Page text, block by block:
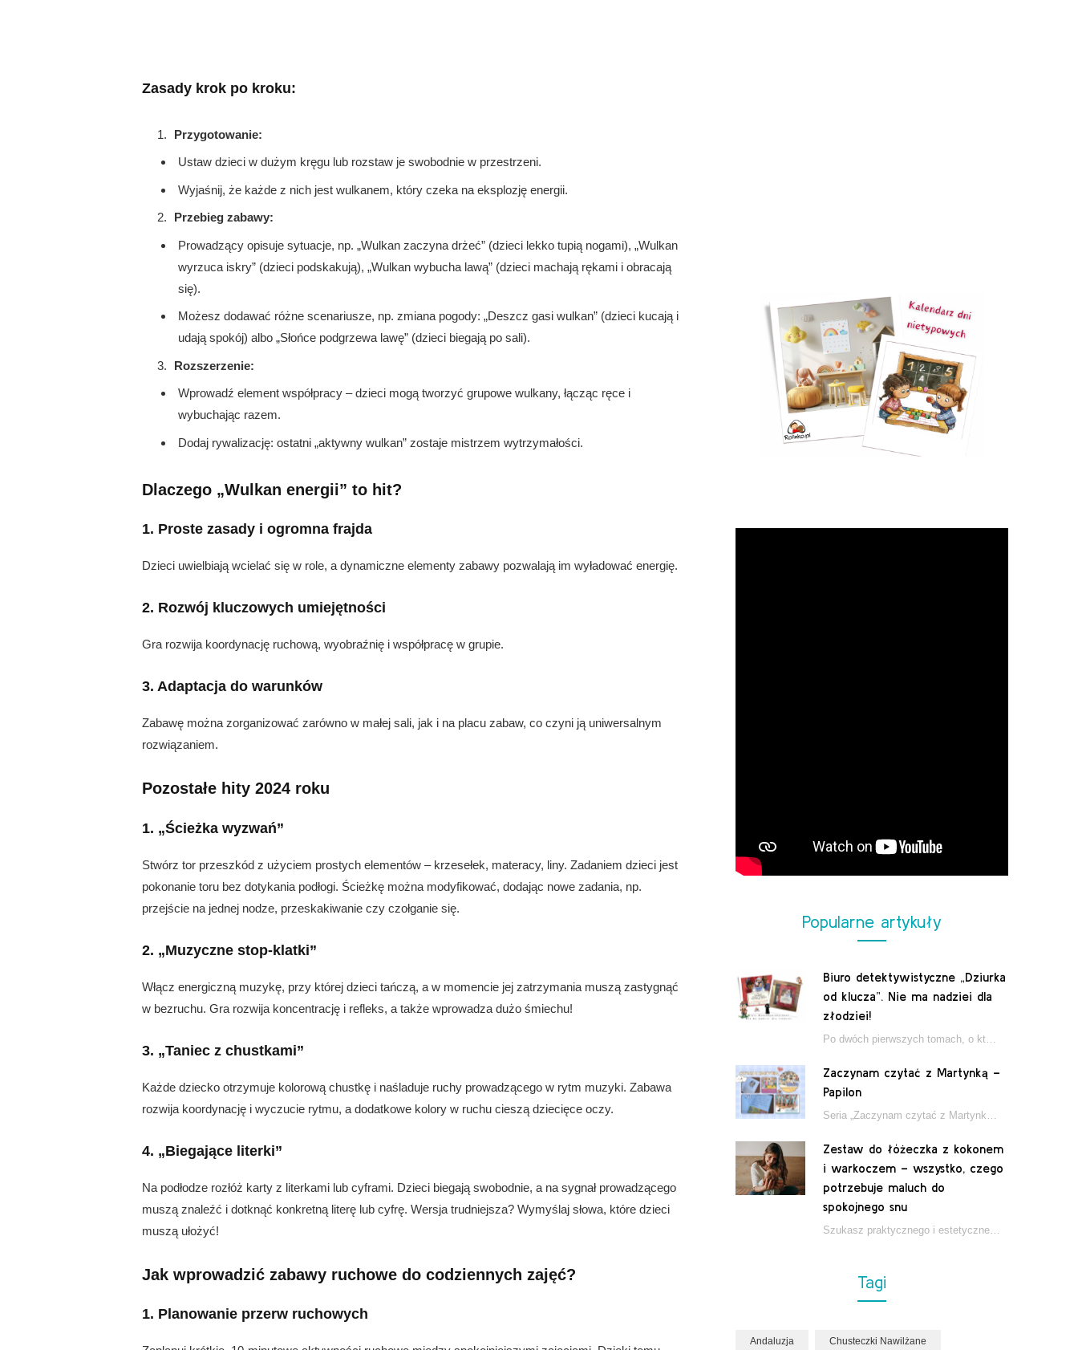
Zasady krok po kroku:
Przygotowanie:
Ustaw dzieci w dużym kręgu lub rozstaw je swobodnie w przestrzeni.
Wyjaśnij, że każde z nich jest wulkanem, który czeka na eksplozję energii.
Przebieg zabawy:
Prowadzący opisuje sytuacje, np. „Wulkan zaczyna drżeć” (dzieci lekko tupią nogami), „Wulkan
wyrzuca iskry” (dzieci podskakują), „Wulkan wybucha lawą” (dzieci machają rękami i obracają
się).
Możesz dodawać różne scenariusze, np. zmiana pogody: „Deszcz gasi wulkan” (dzieci kucają i
udają spokój) albo „Słońce podgrzewa lawę” (dzieci biegają po sali).
Rozszerzenie:
Wprowadź element współpracy – dzieci mogą tworzyć grupowe wulkany, łącząc ręce i
wybuchając razem.
Dodaj rywalizację: ostatni „aktywny wulkan” zostaje mistrzem wytrzymałości.
Dlaczego „Wulkan energii” to hit?
1. Proste zasady i ogromna frajda
Dzieci uwielbiają wcielać się w role, a dynamiczne elementy zabawy pozwalają im wyładować energię.
2. Rozwój kluczowych umiejętności
Gra rozwija koordynację ruchową, wyobraźnię i współpracę w grupie.
3. Adaptacja do warunków
Zabawę można zorganizować zarówno w małej sali, jak i na placu zabaw, co czyni ją uniwersalnym
rozwiązaniem.
Pozostałe hity 2024 roku
1. „Ścieżka wyzwań”
Stwórz tor przeszkód z użyciem prostych elementów – krzesełek, materacy, liny. Zadaniem dzieci jest
pokonanie toru bez dotykania podłogi. Ścieżkę można modyfikować, dodając nowe zadania, np.
przejście na jednej nodze, przeskakiwanie czy czołganie się.
2. „Muzyczne stop-klatki”
Włącz energiczną muzykę, przy której dzieci tańczą, a w momencie jej zatrzymania muszą zastygnąć
w bezruchu. Gra rozwija koncentrację i refleks, a także wprowadza dużo śmiechu!
3. „Taniec z chustkami”
Każde dziecko otrzymuje kolorową chustkę i naśladuje ruchy prowadzącego w rytm muzyki. Zabawa
rozwija koordynację i wyczucie rytmu, a dodatkowe kolory w ruchu cieszą dziecięce oczy.
4. „Biegające literki”
Na podłodze rozłóż karty z literkami lub cyframi. Dzieci biegają swobodnie, a na sygnał prowadzącego
muszą znaleźć i dotknąć konkretną literę lub cyfrę. Wersja trudniejsza? Wymyślaj słowa, które dzieci
muszą ułożyć!
Jak wprowadzić zabawy ruchowe do codziennych zajęć?
1. Planowanie przerw ruchowych
Popularne artykuły
Biuro detektywistyczne „Dziurka
od klucza”. Nie ma nadziei dla
złodziei!
Zaczynam czytać z Martynką –
Papilon
Zestaw do łóżeczka z kokonem
i warkoczem – wszystko, czego
potrzebuje maluch do
spokojnego snu
Tagi
Andaluzja Chusteczki Nawilżane